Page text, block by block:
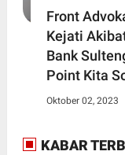
Front
Kejati
Bank
Point Kita
Oktober 02, 2023
KABAR